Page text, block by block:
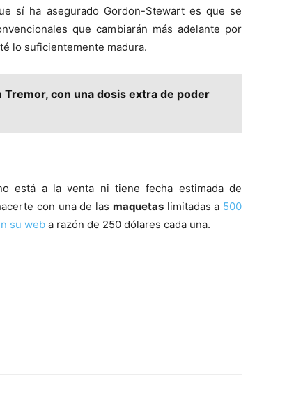
sí ha asegurado Gordon-Stewart es que se
que cambiarán más adelante por
lo suficientemente madura.
con una dosis extra de poder
está a la venta ni tiene fecha estimada de
con una de las maquetaslimitadas a 500
su web a razón de 250 dólares cada una.